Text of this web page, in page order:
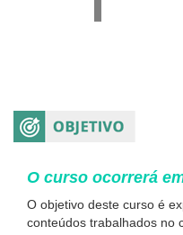
O curso ocorrerá
O objetivo deste curso é
conteúdos trabalhados no